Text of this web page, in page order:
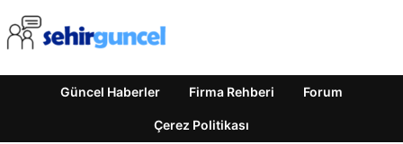
Güncel Haberler Firma Rehberi Forum
Çerez Politikası